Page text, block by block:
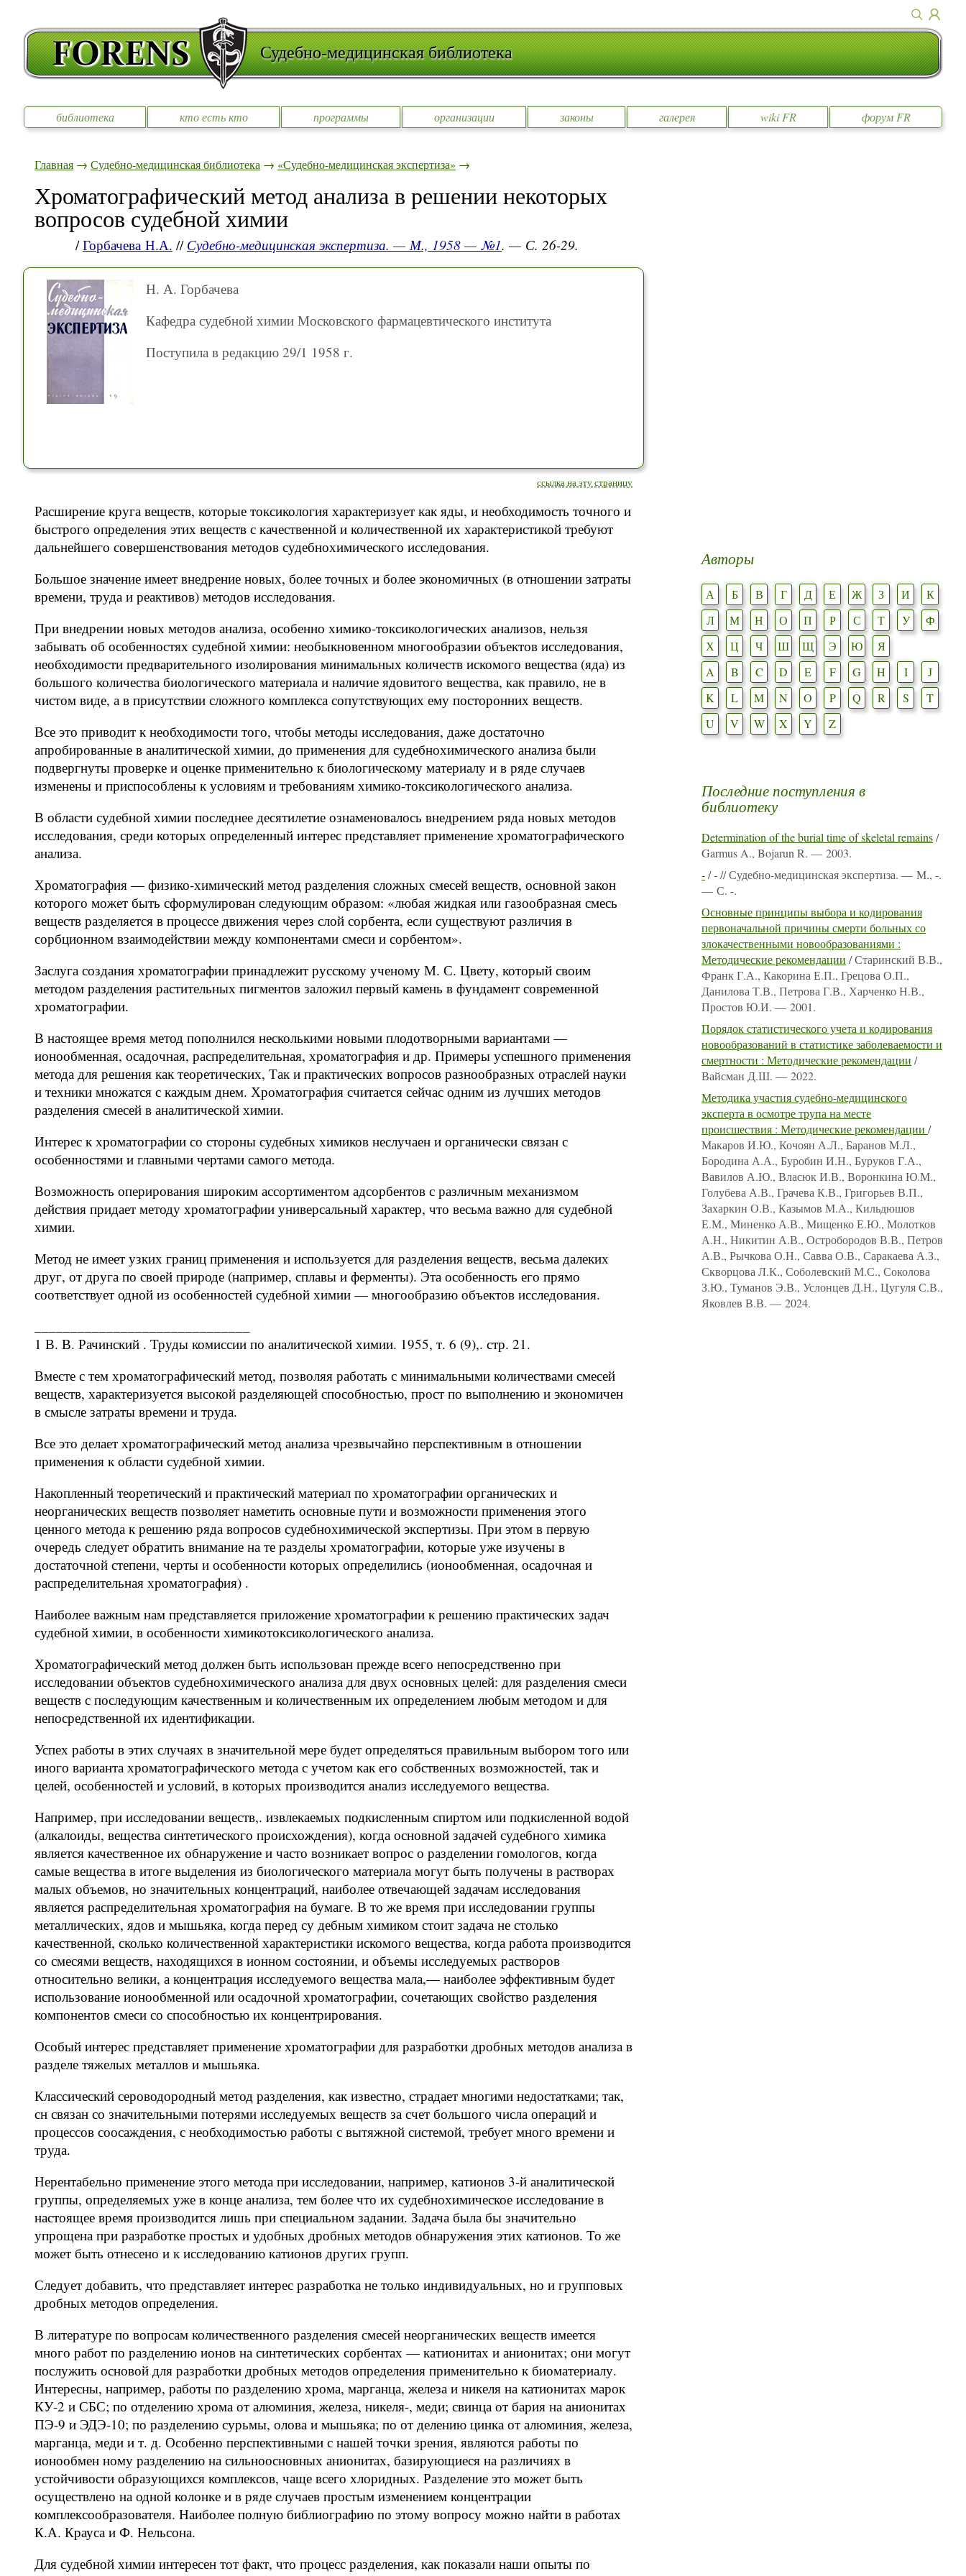
Судебно-медицинская библиотека
библиотека кто есть кто программы организации законы галерея wiki FR форум FR
Главная → Судебно-медицинская библиотека → «Судебно-медицинская экспертиза» →
Хроматографический метод анализа в решении некоторых
вопросов судебной химии
/Горбачева Н.А. // Судебно-медицинская экспертиза. — М., 1958 — №1. — С. 26-29.
Н. А. Горбачева
Кафедра судебной химии Московского фармацевтического института
Поступила в редакцию 29/1 1958 г.
ссылка на эту страницу
Расширение круга веществ, которые токсикология характеризует как яды, и необходимость точного и
быстрого определения этих веществ с качественной и количественной их характеристикой требуют
дальнейшего совершенствования методов судебнохимического исследования.
Большое значение имеет внедрение новых, более точных и более экономичных (в отношении затраты
времени, труда и реактивов) методов исследования.
При внедрении новых методов анализа, особенно химико-токсикологических анализов, нельзя
забывать об особенностях судебной химии: необыкновенном многообразии объектов исследования,
необходимости предварительного изолирования минимальных количеств искомого вещества (яда) из
большого количества биологического материала и наличие ядовитого вещества, как правило, не в
чистом виде, а в присутствии сложного комплекса сопутствующих ему посторонних веществ.
Все это приводит к необходимости того, чтобы методы исследования, даже достаточно
апробированные в аналитической химии, до применения для судебнохимического анализа были
подвергнуты проверке и оценке применительно к биологическому материалу и в ряде случаев
изменены и приспособлены к условиям и требованиям химико-токсикологического анализа.
В области судебной химии последнее десятилетие ознаменовалось внедрением ряда новых методов
исследования, среди которых определенный интерес представляет применение хроматографического
анализа.
Хроматография — физико-химический метод разделения сложных смесей веществ, основной закон
которого может быть сформулирован следующим образом: «любая жидкая или газообразная смесь
веществ разделяется в процессе движения через слой сорбента, если существуют различия в
сорбционном взаимодействии между компонентами смеси и сорбентом».
Заслуга создания хроматографии принадлежит русскому ученому М. С. Цвету, который своим
методом разделения растительных пигментов заложил первый камень в фундамент современной
хроматографии.
В настоящее время метод пополнился несколькими новыми плодотворными вариантами —
ионообменная, осадочная, распределительная, хроматография и др. Примеры успешного применения
метода для решения как теоретических, Так и практических вопросов разнообразных отраслей науки
и техники множатся с каждым днем. Хроматография считается сейчас одним из лучших методов
разделения смесей в аналитической химии.
Интерес к хроматографии со стороны судебных химиков неслучаен и органически связан с
особенностями и главными чертами самого метода.
Возможность оперирования широким ассортиментом адсорбентов с различным механизмом
действия придает методу хроматографии универсальный характер, что весьма важно для судебной
химии.
Метод не имеет узких границ применения и используется для разделения веществ, весьма далеких
друг, от друга по своей природе (например, сплавы и ферменты). Эта особенность его прямо
соответствует одной из особенностей судебной химии — многообразию объектов исследования.
1 В. В. Рачинский . Труды комиссии по аналитической химии. 1955, т. 6 (9),. стр. 21.
Вместе с тем хроматографический метод, позволяя работать с минимальными количествами смесей
веществ, характеризуется высокой разделяющей способностью, прост по выполнению и экономичен
в смысле затраты времени и труда.
Все это делает хроматографический метод анализа чрезвычайно перспективным в отношении
применения к области судебной химии.
Накопленный теоретический и практический материал по хроматографии органических и
неорганических веществ позволяет наметить основные пути и возможности применения этого
ценного метода к решению ряда вопросов судебнохимической экспертизы. При этом в первую
очередь следует обратить внимание на те разделы хроматографии, которые уже изучены в
достаточной степени, черты и особенности которых определились (ионообменная, осадочная и
распределительная хроматография) .
Наиболее важным нам представляется приложение хроматографии к решению практических задач
судебной химии, в особенности химикотоксикологического анализа.
Хроматографический метод должен быть использован прежде всего непосредственно при
исследовании объектов судебнохимического анализа для двух основных целей: для разделения смеси
веществ с последующим качественным и количественным их определением любым методом и для
непосредственной их идентификации.
Успех работы в этих случаях в значительной мере будет определяться правильным выбором того или
иного варианта хроматографического метода с учетом как его собственных возможностей, так и
целей, особенностей и условий, в которых производится анализ исследуемого вещества.
Например, при исследовании веществ,. извлекаемых подкисленным спиртом или подкисленной водой
(алкалоиды, вещества синтетического происхождения), когда основной задачей судебного химика
является качественное их обнаружение и часто возникает вопрос о разделении гомологов, когда
самые вещества в итоге выделения из биологического материала могут быть получены в растворах
малых объемов, но значительных концентраций, наиболее отвечающей задачам исследования
является распределительная хроматография на бумаге. В то же время при исследовании группы
металлических, ядов и мышьяка, когда перед су дебным химиком стоит задача не столько
качественной, сколько количественной характеристики искомого вещества, когда работа производится
со смесями веществ, находящихся в ионном состоянии, и объемы исследуемых растворов
относительно велики, а концентрация исследуемого вещества мала,— наиболее эффективным будет
использование ионообменной или осадочной хроматографии, сочетающих свойство разделения
компонентов смеси со способностью их концентрирования.
Особый интерес представляет применение хроматографии для разработки дробных методов анализа в
разделе тяжелых металлов и мышьяка.
Классический сероводородный метод разделения, как известно, страдает многими недостатками; так,
сн связан со значительными потерями исследуемых веществ за счет большого числа операций и
процессов соосаждения, с необходимостью работы с вытяжной системой, требует много времени и
труда.
Нерентабельно применение этого метода при исследовании, например, катионов 3-й аналитической
группы, определяемых уже в конце анализа, тем более что их судебнохимическое исследование в
настоящее время производится лишь при специальном задании. Задача была бы значительно
упрощена при разработке простых и удобных дробных методов обнаружения этих катионов. То же
может быть отнесено и к исследованию катионов других групп.
Следует добавить, что представляет интерес разработка не только индивидуальных, но и групповых
дробных методов определения.
В литературе по вопросам количественного разделения смесей неорганических веществ имеется
много работ по разделению ионов на синтетических сорбентах — катионитах и анионитах; они могут
послужить основой для разработки дробных методов определения применительно к биоматериалу.
Интересны, например, работы по разделению хрома, марганца, железа и никеля на катионитах марок
КУ-2 и СБС; по отделению хрома от алюминия, железа, никеля-, меди; свинца от бария на анионитах
ПЭ-9 и ЭДЭ-10; по разделению сурьмы, олова и мышьяка; по от делению цинка от алюминия, железа,
марганца, меди и т. д. Особенно перспективными с нашей точки зрения, являются работы по
ионообмен ному разделению на сильноосновных анионитах, базирующиеся на различиях в
устойчивости образующихся комплексов, чаще всего хлоридных. Разделение это может быть
осуществлено на одной колонке и в ряде случаев простым изменением концентрации
комплексообразователя. Наиболее полную библиографию по этому вопросу можно найти в работах
К.А. Крауса и Ф. Нельсона.
Для судебной химии интересен тот факт, что процесс разделения, как показали наши опыты по
Авторы
А Б В Г Д Е Ж З И
К
Л
М Н О П Р С Т У
Ф
Х
Ц Ч Ш Щ Э Ю
Я
A
B C D E F G H I
J
K
L M N O P Q R S
T
U
V W X Y Z
Последние поступления в
библиотеку
Determination of the burial time of skeletal remains/
Garmus A., Bojarun R. — 2003.
-/ - // Судебно-медицинская экспертиза. — М., -.
— С. -.
Основные принципы выбора и кодирования
первоначальной причины смерти больных со
злокачественными новообразованиями :
Методические рекомендации / Старинский В.В.,
Франк Г.А., Какорина Е.П., Грецова О.П.,
Данилова Т.В., Петрова Г.В., Харченко Н.В.,
Простов Ю.И. — 2001.
Порядок статистического учета и кодирования
новообразований в статистике заболеваемости и
смертности : Методические рекомендации /
Вайсман Д.Ш. — 2022.
Методика участия судебно-медицинского
эксперта в осмотре трупа на месте
происшествия : Методические рекомендации /
Макаров И.Ю., Кочоян А.Л., Баранов М.Л.,
Бородина А.А., Буробин И.Н., Буруков Г.А.,
Вавилов А.Ю., Власюк И.В., Воронкина Ю.М.,
Голубева А.В., Грачева К.В., Григорьев В.П.,
Захаркин О.В., Казымов М.А., Кильдюшов
Е.М., Миненко А.В., Мищенко Е.Ю., Молотков
А.Н., Никитин А.В., Остробородов В.В., Петров
А.В., Рычкова О.Н., Савва О.В., Саракаева А.З.,
Скворцова Л.К., Соболевский М.С., Соколова
З.Ю., Туманов Э.В., Услонцев Д.Н., Цугуля С.В.,
Яковлев В.В. — 2024.